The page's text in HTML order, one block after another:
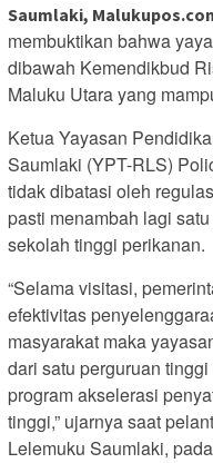
Saumlaki,
membuktikan bahwa
dibawah Kemendikbud
Maluku Utara yang
Ketua Yayasan
Saumlaki (YPT-RLS)
tidak dibatasi oleh
pasti menambah lagi
sekolah tinggi perikanan.
“Selama visitasi,
efektivitas
masyarakat maka
dari satu perguruan
program akselerasi
tinggi,” ujarnya saat
Lelemuku Saumlaki,